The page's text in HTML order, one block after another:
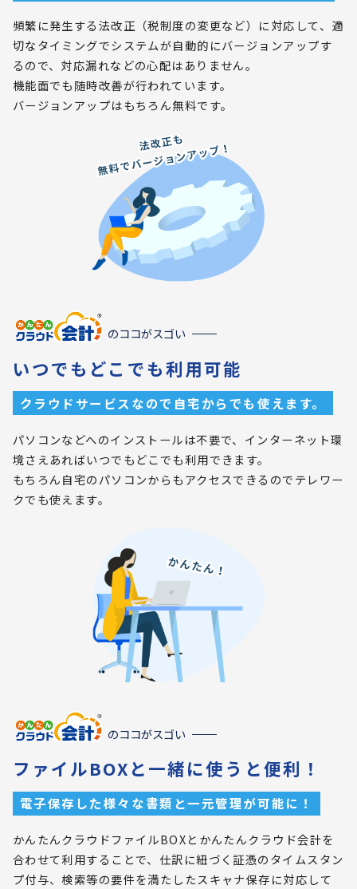
頻繁に発生する法改正（税制度の変更など）に対応して、適
切なタイミングでシステムが自動的にバージョンアップす
るので、対応漏れなどの心配はありません。
機能面でも随時改善が行われています。
バージョンアップはもちろん無料です。
のココがスゴい
いつでもどこでも利用可能
クラウドサービスなので自宅からでも使えます。
パソコンなどへのインストールは不要で、インターネット環
境さえあればいつでもどこでも利用できます。
もちろん自宅のパソコンからもアクセスできるのでテレワー
クでも使えます。
のココがスゴい
ファイルBOXと一緒に使うと便利！
電子保存した様々な書類と一元管理が可能に！
かんたんクラウドファイルBOXとかんたんクラウド会計を
合わせて利用することで、仕訳に紐づく証憑のタイムスタン
プ付与、検索等の要件を満たしたスキャナ保存に対応して